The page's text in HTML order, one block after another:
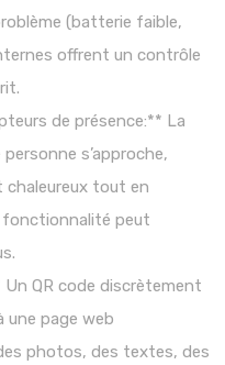
(batterie faible,
offrent un contrôle
de présence:** La
personne s’approche,
tout en
fonctionnalité peut
QR code discrètement
une page web
photos, des textes, des